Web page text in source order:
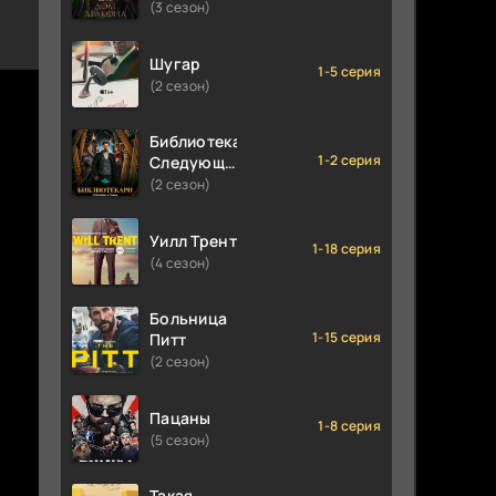
(3 сезон)
Шугар
(2 сезон)
1-5 серия
Библиотекари:
Следующая
глава
(2 сезон)
1-2 серия
Уилл Трент
(4 сезон)
1-18 серия
Больница
Питт
(2 сезон)
1-15 серия
Пацаны
(5 сезон)
1-8 серия